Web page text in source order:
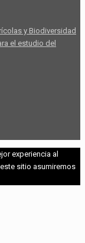
y Biodiversidad
el estudio del
experiencia al
sitio asumiremos